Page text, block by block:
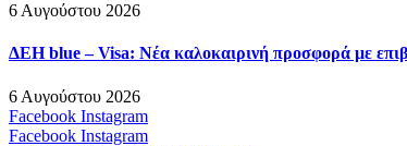
6 Αυγούστου 2026
ΔΕΗ blue – Visa: Νέα καλοκαιρινή προσφορά με
6 Αυγούστου 2026
Facebook Instagram
Facebook Instagram